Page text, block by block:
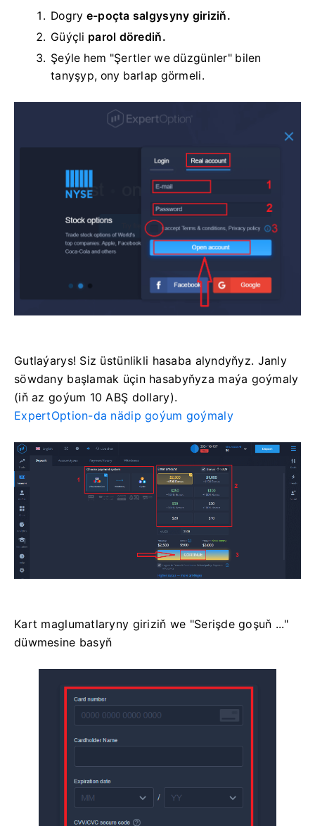
Dogry e-poçta salgysyny giriziň.
Güýçli parol dörediň.
Şeýle hem "Şertler we düzgünler" bilen
tanyşyp, ony barlap görmeli.
Gutlaýarys! Siz üstünlikli hasaba alyndyňyz. Janly
söwdany başlamak üçin hasabyňyza maýa goýmaly
(iň az goýum 10 ABŞ dollary).
ExpertOption-da nädip goýum goýmaly
Kart maglumatlaryny giriziň we "Serişde goşuň ..."
düwmesine basyň